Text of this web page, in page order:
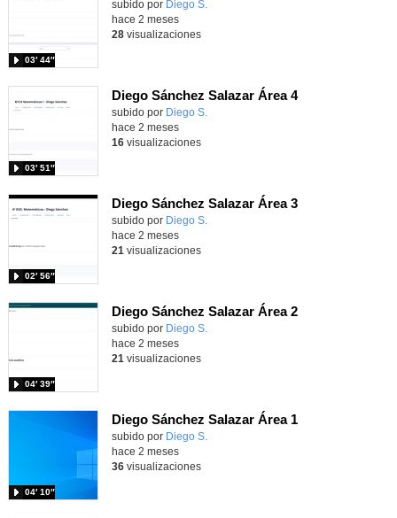
subido por Diego S.
03′ 44″
hace 2 meses
28visualizaciones
Diego Sánchez Salazar Área 4
subido por Diego S.
03′ 51″
hace 2 meses
16visualizaciones
Diego Sánchez Salazar Área 3
subido por Diego S.
02′ 56″
hace 2 meses
21 visualizaciones
Diego Sánchez Salazar Área 2
subido por Diego S.
04′ 39″
hace 2 meses
21 visualizaciones
Diego Sánchez Salazar Área 1
subido por Diego S.
04′ 10″
hace 2 meses
36visualizaciones